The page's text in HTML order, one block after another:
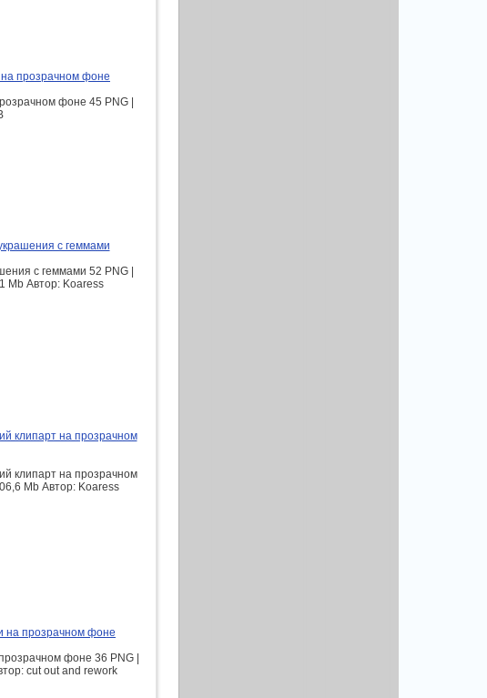
прозрачном фоне
фоне 45 PNG |
с геммами
с геммами 52 PNG |
Mb Автор: Koaress
клипарт на прозрачном
клипарт на прозрачном
Mb Автор: Koaress
на прозрачном фоне
фоне 36 PNG |
cut out and rework